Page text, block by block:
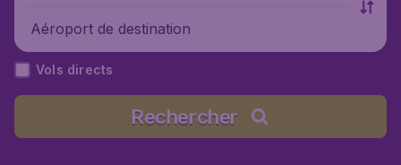
Aéroport de destination
Vols directs
Rechercher